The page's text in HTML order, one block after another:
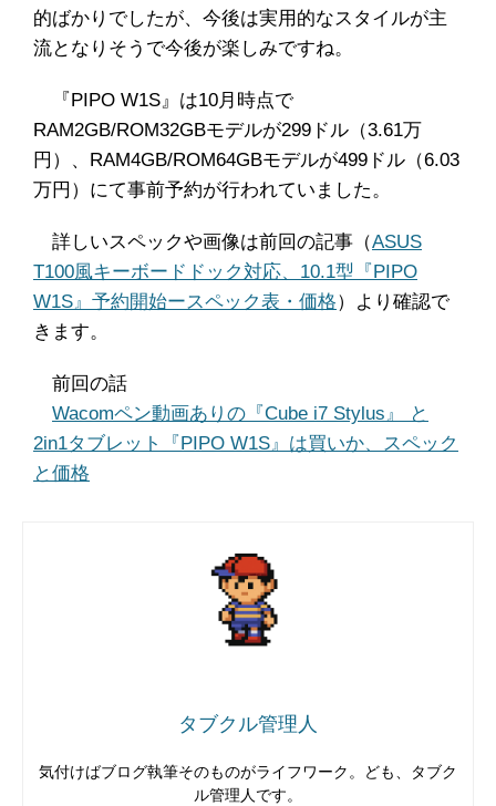
的ばかりでしたが、今後は実用的なスタイルが主
流となりそうで今後が楽しみですね。
『PIPO W1S』は10月時点で
RAM2GB/ROM32GBモデルが299ドル（3.61万
円）、RAM4GB/ROM64GBモデルが499ドル（6.03
万円）にて事前予約が行われていました。
詳しいスペックや画像は前回の記事（ASUS
T100風キーボードドック対応、10.1型『PIPO
W1S』予約開始ースペック表・価格）より確認で
きます。
前回の話
Wacomペン動画ありの『Cube i7 Stylus』 と
2in1タブレット『PIPO W1S』は買いか、スペック
と価格
タブクル管理人
気付けばブログ執筆そのものがライフワーク。ども、タブク
ル管理人です。